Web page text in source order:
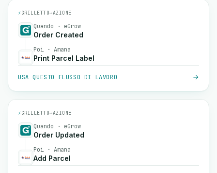
⚡ GRILLETTO→AZIONE
Quando · eGrow
Order Created
Poi · Amana
Print Parcel Label
USA QUESTO FLUSSO DI LAVORO
⚡ GRILLETTO→AZIONE
Quando · eGrow
Order Updated
Poi · Amana
Add Parcel